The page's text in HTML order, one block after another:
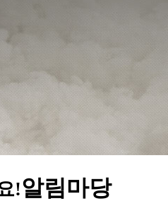
!알림마당